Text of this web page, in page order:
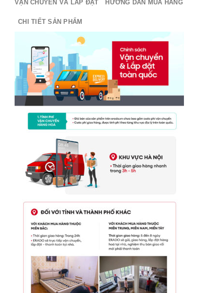
VẬN CHUYỂN VÀ LẮP ĐẶT HƯỚNG DẪN MUA HÀNG
CHI TIẾT SẢN PHẨM